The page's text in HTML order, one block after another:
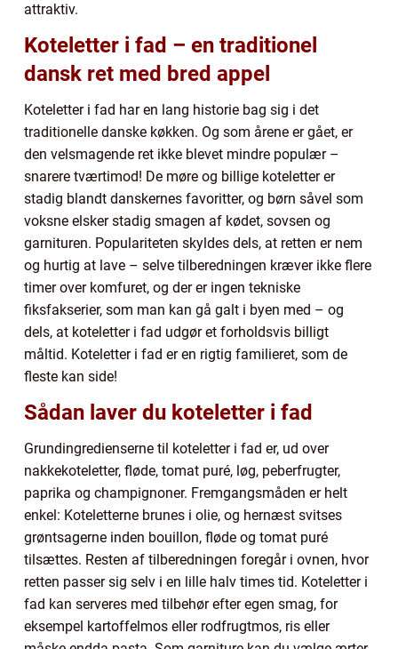
attraktiv.
Koteletter i fad – en traditionel
dansk ret med bred appel
Koteletter i fad har en lang historie bag sig i det
traditionelle danske køkken. Og som årene er gået, er
den velsmagende ret ikke blevet mindre populær –
snarere tværtimod! De møre og billige koteletter er
stadig blandt danskernes favoritter, og børn såvel som
voksne elsker stadig smagen af kødet, sovsen og
garnituren. Populariteten skyldes dels, at retten er nem
og hurtig at lave – selve tilberedningen kræver ikke flere
timer over komfuret, og der er ingen tekniske
fiksfakserier, som man kan gå galt i byen med – og
dels, at koteletter i fad udgør et forholdsvis billigt
måltid. Koteletter i fad er en rigtig familieret, som de
fleste kan side!
Sådan laver du koteletter i fad
Grundingredienserne til koteletter i fad er, ud over
nakkekoteletter, fløde, tomat puré, løg, peberfrugter,
paprika og champignoner. Fremgangsmåden er helt
enkel: Koteletterne brunes i olie, og hernæst svitses
grøntsagerne inden bouillon, fløde og tomat puré
tilsættes. Resten af tilberedningen foregår i ovnen, hvor
retten passer sig selv i en lille halv times tid. Koteletter i
fad kan serveres med tilbehør efter egen smag, for
eksempel kartoffelmos eller rodfrugtmos, ris eller